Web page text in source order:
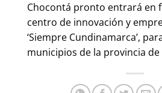
Chocontá pronto entrará en
centro de innovación y
‘Siempre Cundinamarca’,
municipios de la provincia de